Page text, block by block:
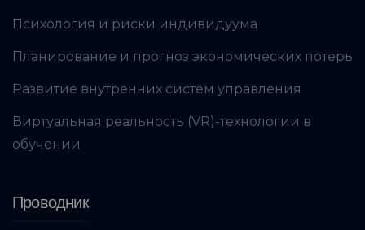
Психология и риски индивидуума
Планирование и прогноз экономических потерь
Развитие внутренних систем управления
Виртуальная реальность (VR)-технологии в
обучении
Проводник